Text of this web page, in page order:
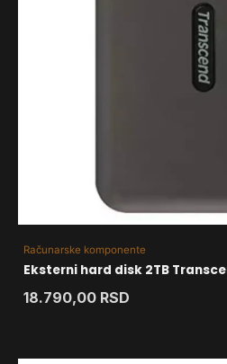
Računarske komponente
Eksterni hard disk 2TB
18.790,00 RSD